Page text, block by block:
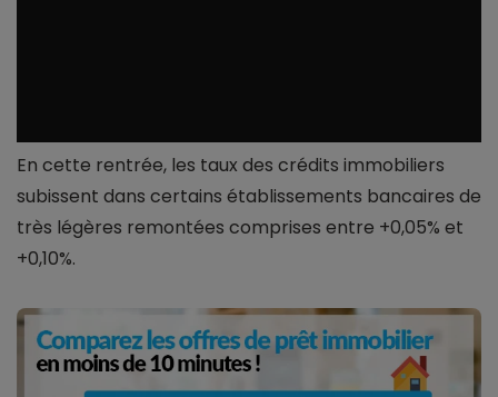
En cette rentrée, les taux des crédits immobiliers
subissent dans certains établissements bancaires de
très légères remontées comprises entre +0,05% et
+0,10%.